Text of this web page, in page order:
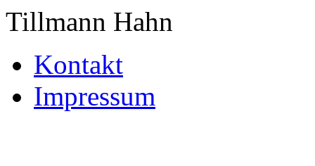
Tillmann Hahn
Kontakt
Impressum